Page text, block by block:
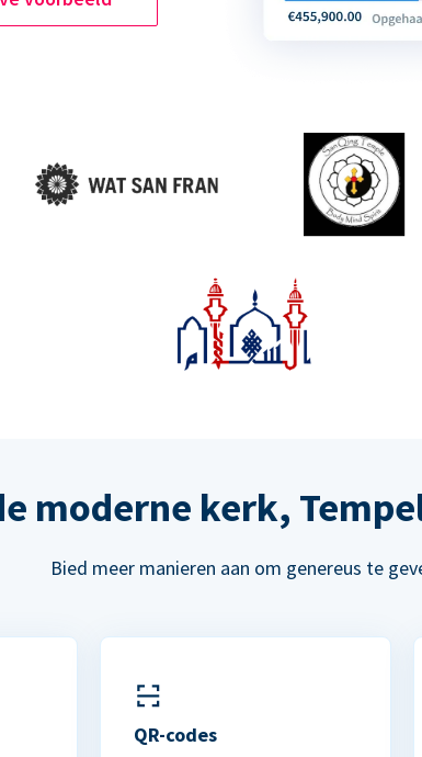
moderne kerk,
Bied meer manieren aan om genereus te
QR-codes